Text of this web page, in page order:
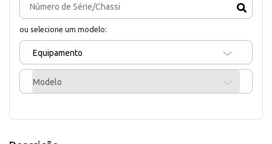
ou selecione um modelo:
Equipamento
Modelo